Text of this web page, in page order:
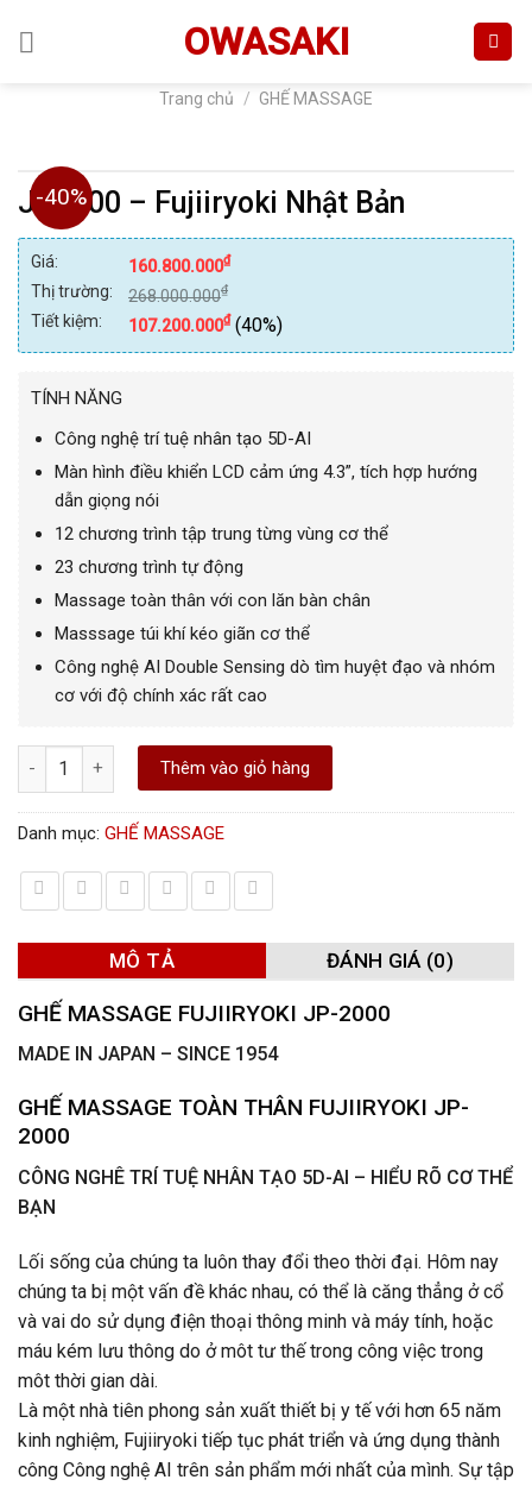
OWASAKI
Trang chủ / GHẾ MASSAGE
-40%
JP2000 – Fujiiryoki Nhật Bản
Giá: 160.800.000₫
Thị trường: 268.000.000₫
Tiết kiệm: 107.200.000₫ (40%)
TÍNH NĂNG
Công nghệ trí tuệ nhân tạo 5D-AI
Màn hình điều khiển LCD cảm ứng 4.3”, tích hợp hướng
dẫn giọng nói
12 chương trình tập trung từng vùng cơ thể
23 chương trình tự động
Massage toàn thân với con lăn bàn chân
Masssage túi khí kéo giãn cơ thể
Công nghệ AI Double Sensing dò tìm huyệt đạo và nhóm
cơ với độ chính xác rất cao
JP2000 – Fujiiryoki Nhật Bản số lượng
Thêm vào giỏ hàng
Danh mục: GHẾ MASSAGE
MÔ TẢ ĐÁNH GIÁ (0)
GHẾ MASSAGE FUJIIRYOKI JP-2000
MADE IN JAPAN – SINCE 1954
GHẾ MASSAGE TOÀN THÂN FUJIIRYOKI JP-
2000
CÔNG NGHÊ TRÍ TUỆ NHÂN TẠO 5D-AI – HIỂU RÕ CƠ THỂ
BẠN
Lối sống của chúng ta luôn thay đổi theo thời đại. Hôm nay
chúng ta bị một vấn đề khác nhau, có thể là căng thẳng ở cổ
và vai do sử dụng điện thoại thông minh và máy tính, hoặc
máu kém lưu thông do ở môt tư thế trong công việc trong
môt thời gian dài.
Là một nhà tiên phong sản xuất thiết bị y tế với hơn 65 năm
kinh nghiệm, Fujiiryoki tiếp tục phát triển và ứng dụng thành
công Công nghệ AI trên sản phẩm mới nhất của mình. Sự tập